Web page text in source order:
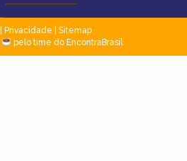
Privacidade
Sitemap
pelo time do EncontraBrasil